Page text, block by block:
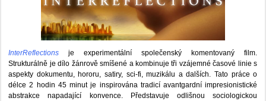
InterReflections je experimentální společenský komentovaný film.
Strukturálně je dílo žánrově smíšené a kombinuje tři vzájemné časové linie s
aspekty dokumentu, hororu, satiry, sci-fi, muzikálu a dalších. Tato práce o
délce 2 hodin 45 minut je inspirována tradicí avantgardní impresionistické
abstrakce napadající konvence. Představuje odlišnou sociologickou